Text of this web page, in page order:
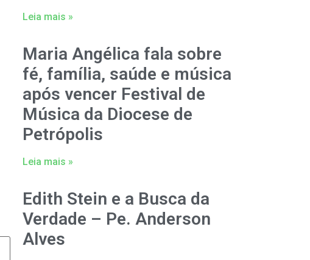
Leia mais »
Maria Angélica fala sobre
fé, família, saúde e música
após vencer Festival de
Música da Diocese de
Petrópolis
Leia mais »
Edith Stein e a Busca da
Verdade – Pe. Anderson
Alves